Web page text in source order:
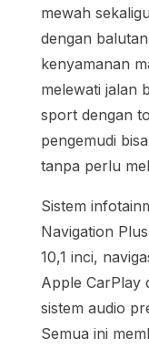
mewah
dengan
kenyamanan
melewati jalan
sport dengan
pengemudi
tanpa perlu
Sistem
Navigation
10,1 inci,
Apple CarPlay
sistem audio
Semua ini